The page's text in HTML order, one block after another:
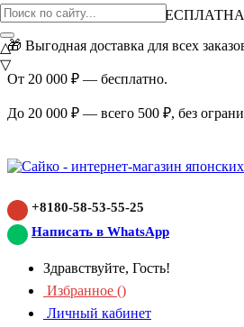
ВНИМАНИЕ АКЦИЯ!
🎁 Выгодная доставка для всех
От 20 000 ₽ — бесплатно.
До 20 000 ₽ — всего 500 ₽, без
+8180-58-53-55-25
Написать в WhatsApp
Здравствуйте, Гость!
Избранное ()
Личный кабинет
△
▽